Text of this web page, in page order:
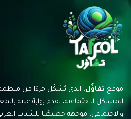
موقع تفاؤُل، الذي يُشكّل جزءًا من
المشاكل الاجتماعية، يقدم بوابة غنية
والاجتماعي، موجهة خصيصًا للشباب